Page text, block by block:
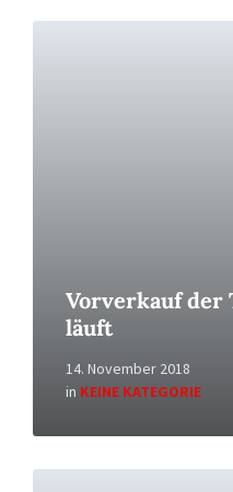
Vorverkauf der
läuft
14. November 2018
in KEINE KATEGORIE